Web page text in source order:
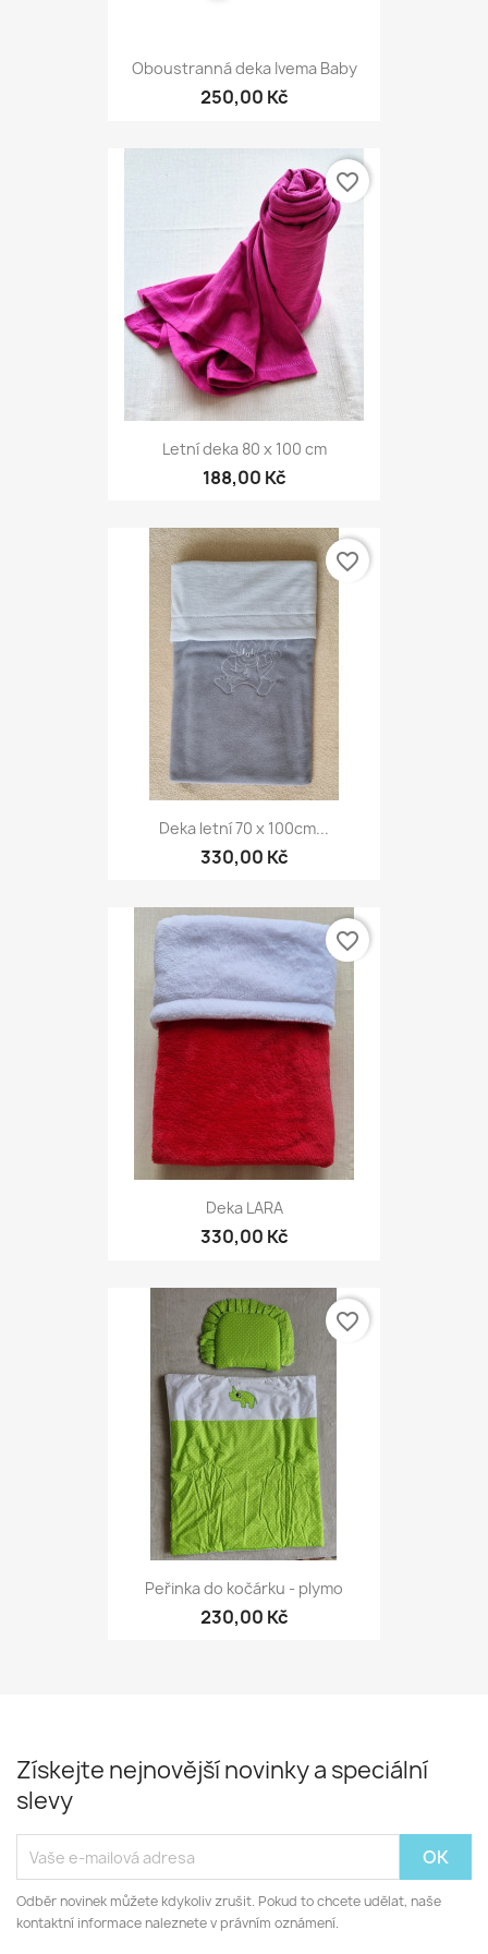
Oboustranná deka Ivema Baby
250,00 Kč
Letní deka 80 x 100 cm
188,00 Kč
favorite_border
Deka letní 70 x 100cm...
330,00 Kč
favorite_border
Deka LARA
330,00 Kč
favorite_border
Peřinka do kočárku - plymo
230,00 Kč
favorite_border
Získejte nejnovější novinky a speciální
slevy
Odběr novinek můžete kdykoliv zrušit. Pokud to chcete udělat, naše
kontaktní informace naleznete v právním oznámení.